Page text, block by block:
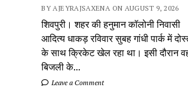
BY AJEYRAJSAXENA ON AUGUST 9, 2026
शिवपुरी। शहर की हनुमान कॉलोनी निवासी
आदित्य धाकड़ रविवार सुबह गांधी पार्क में
के साथ क्रिकेट खेल रहा था। इसी दौरान
बिजली के...
Leave a Comment